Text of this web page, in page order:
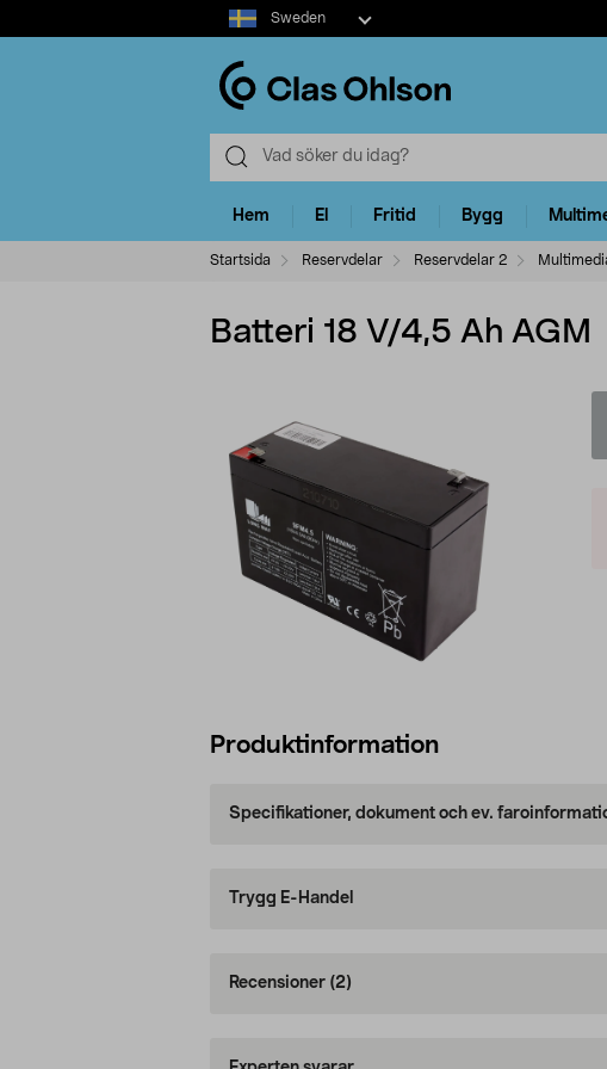
Select
market
Sweden
Hem El Fritid Bygg
Startsida Reservdelar Reservdelar 2
Batteri 18 V/4,5 Ah AGM
Produktinformation
Specifikationer, dokument och ev.
Trygg E-Handel
Recensioner (2)